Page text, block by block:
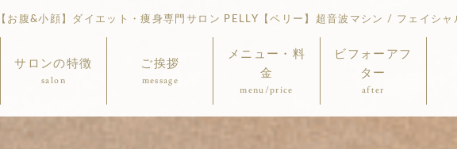
【お腹&小顔】ダイエット・痩身専門サロン PELLY【ペリー】超音波マシン / フェイシ
サロンの特徴
salon
ご挨拶
message
メニュー・料
金
menu/price
ビフォーアフ
ター
after